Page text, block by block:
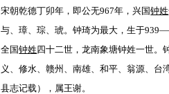
宋朝乾德丁卯年，即公无967年，兴国钟姓
与、璋、琮、琥。钟琦为最大，生于
全国钟姓四十二世，龙南象塘钟姓一世。
义、修水、赣州、南雄、和平、翁源、台
县志记载），属王谢。